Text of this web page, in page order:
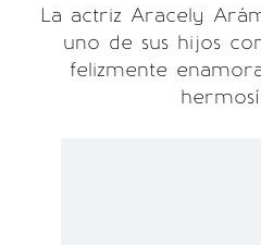
La actriz Aracely
uno de sus hijos
felizmente